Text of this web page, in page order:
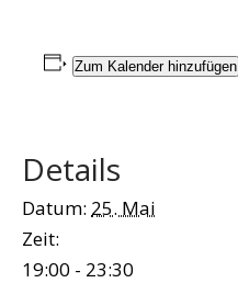
Zum Kalender hinzufügen
Details
Datum: 25. Mai
Zeit:
19:00 - 23:30